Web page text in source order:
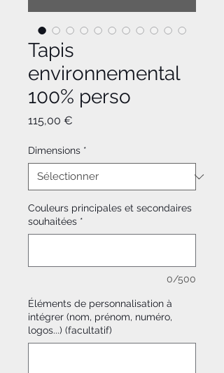
Tapis
environnemental
100% perso
115,00 €
Dimensions *
Couleurs principales et secondaires
souhaitées *
0/500
Éléments de personnalisation à
intégrer (nom, prénom, numéro,
logos...) (facultatif)